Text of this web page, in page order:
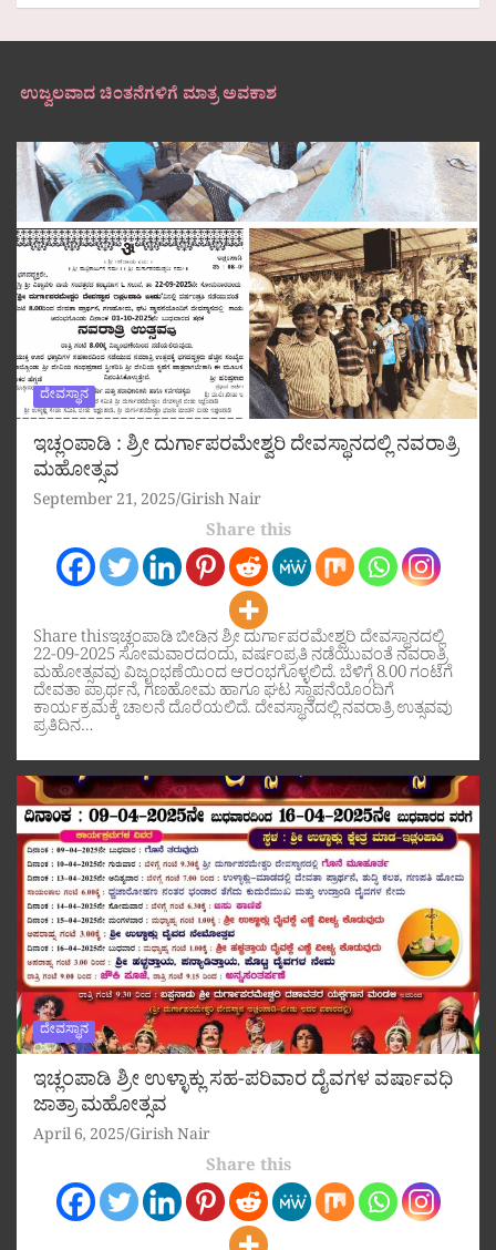
ಉಜ್ವಲವಾದ ಚಿಂತನೆಗಳಿಗೆ ಮಾತ್ರ ಅವಕಾಶ
ದೇವಸ್ಥಾನ
ಇಚ್ಲಂಪಾಡಿ : ಶ್ರೀ ದುರ್ಗಾಪರಮೇಶ್ವರಿ ದೇವಸ್ಥಾನದಲ್ಲಿ ನವರಾತ್ರಿ
ಮಹೋತ್ಸವ
September 21, 2025 Girish Nair
Share this
Share thisಇಚ್ಲಂಪಾಡಿ ಬೀಡಿನ ಶ್ರೀ ದುರ್ಗಾಪರಮೇಶ್ವರಿ ದೇವಸ್ಥಾನದಲ್ಲಿ
22-09-2025 ಸೋಮವಾರದಂದು, ವರ್ಷಂಪ್ರತಿ ನಡೆಯುವಂತೆ ನವರಾತ್ರಿ
ಮಹೋತ್ಸವವು ವಿಜೃಂಭಣೆಯಿಂದ ಆರಂಭಗೊಳ್ಳಲಿದೆ. ಬೆಳಿಗ್ಗೆ 8.00 ಗಂಟೆಗೆ
ದೇವತಾ ಪ್ರಾರ್ಥನೆ, ಗಣಹೋಮ ಹಾಗೂ ಘಟ ಸ್ಥಾಪನೆಯೊಂದಿಗೆ
ಕಾರ್ಯಕ್ರಮಕ್ಕೆ ಚಾಲನೆ ದೊರೆಯಲಿದೆ. ದೇವಸ್ಥಾನದಲ್ಲಿ ನವರಾತ್ರಿ ಉತ್ಸವವು
ಪ್ರತಿದಿನ…
ದೇವಸ್ಥಾನ
ಇಚ್ಲಂಪಾಡಿ ಶ್ರೀ ಉಳ್ಳಾಕ್ಲು ಸಹ-ಪರಿವಾರ ದೈವಗಳ ವರ್ಷಾವಧಿ
ಜಾತ್ರಾ ಮಹೋತ್ಸವ
April 6, 2025 Girish Nair
Share this